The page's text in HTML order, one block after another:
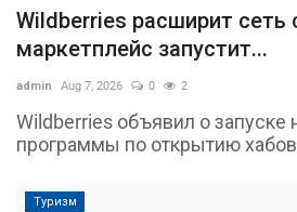
Wildberries расширит сеть
маркетплейс запустит...
admin Aug 7, 2026 0 2
Wildberries объявил о запуске
программы по открытию
Туризм